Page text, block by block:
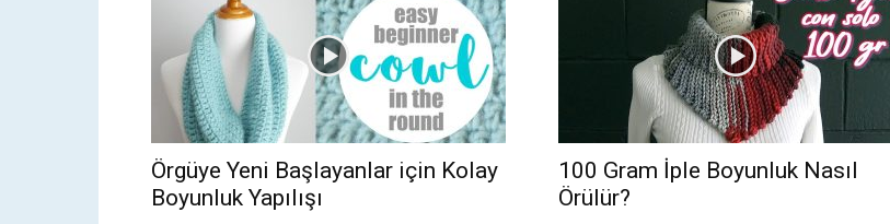
Örgüye Yeni Başlayanlar için Kolay
Boyunluk Yapılışı
100 Gram İple Boyunluk Nasıl
Örülür?